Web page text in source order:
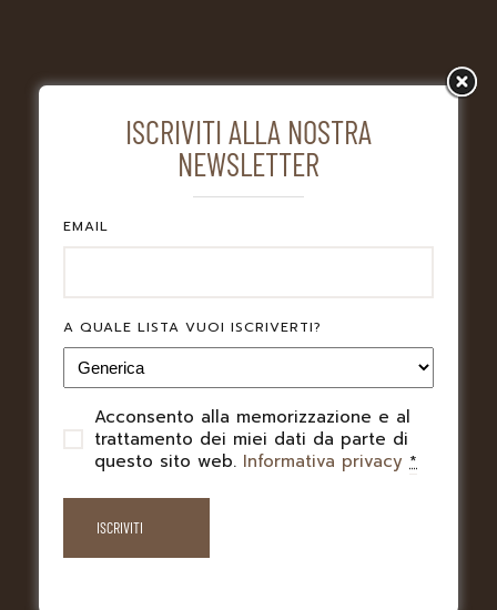
Volete essere sempre aggiornati sulle novità che
riguardano i locali di Credenza Group? Iscrivetevi alla
nostra newsletter
EMAIL
ISCRIVITI ALLA NOSTRA
NEWSLETTER
EMAIL
A QUALE LISTA VUOI ISCRIVERTI?
PRIVACY
Acconsento alla memorizzazione e al
trattamento dei miei dati da parte di
questo sito web. Informativa privacy *